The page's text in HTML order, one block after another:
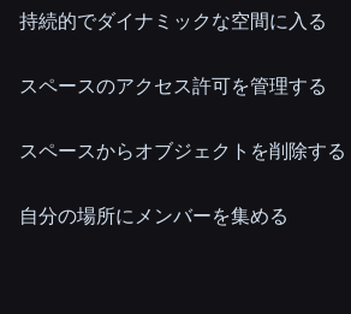
持続的でダイナミックな空間に入る
スペースのアクセス許可を管理する
スペースからオブジェクトを削除する
自分の場所にメンバーを集める